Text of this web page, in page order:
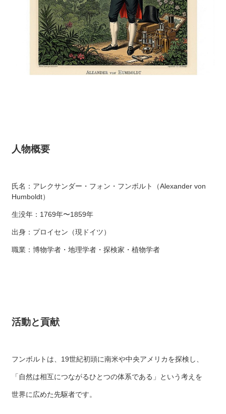
人物概要
氏名：アレクサンダー・フォン・フンボルト（Alexander von
Humboldt）
生没年：1769年〜1859年
出身：プロイセン（現ドイツ）
職業：博物学者・地理学者・探検家・植物学者
活動と貢献
フンボルトは、19世紀初頭に南米や中央アメリカを探検し、
「自然は相互につながるひとつの体系である」という考えを
世界に広めた先駆者です。